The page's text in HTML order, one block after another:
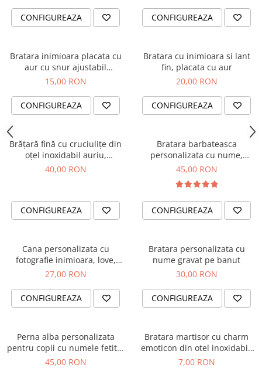
CONFIGUREAZA CONFIGUREAZA
Bratara inimioara placata cu
aur cu snur ajustabil
inchidere macrame
15,00 RON
CONFIGUREAZA
Bratara cu inimioara si lant
fin, placata cu aur
20,00 RON
CONFIGUREAZA
Brățară fină cu cruciulițe din
oțel inoxidabil auriu,
waterproof
40,00 RON
CONFIGUREAZA
Bratara barbateasca
personalizata cu nume,
margele din cristal negre si
45,00 RON
CONFIGUREAZA
Cana personalizata cu
fotografie inimioara, love,
pentru cuplu
27,00 RON
CONFIGUREAZA
Bratara personalizata cu
nume gravat pe banut
30,00 RON
CONFIGUREAZA
Perna alba personalizata
pentru copii cu numele fetitei
si curcubeu
45,00 RON
Bratara martisor cu charm
emoticon din otel inoxidabil,
cu snur ajustabil
7,00 RON